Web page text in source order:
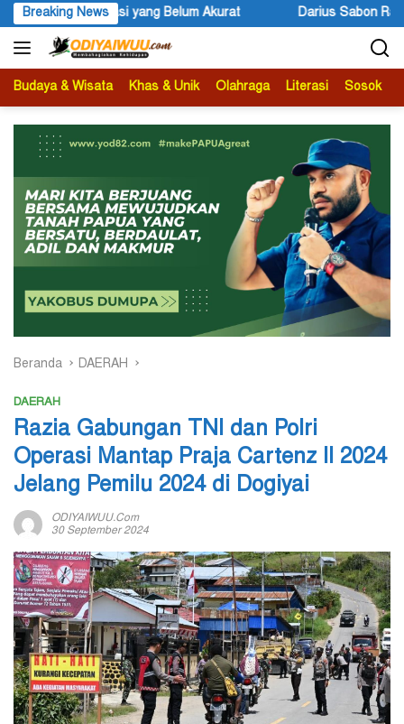
Langsung
ke
konten
Breaking News
Darius Sabon Rain: 19 Finalis Bersaing Memasuki Tahap Presentasi
Budaya & Wisata Khas & Unik Olahraga Literasi Sosok
Beranda DAERAH
DAERAH
Razia Gabungan TNI dan Polri
Operasi Mantap Praja Cartenz II 2024
Jelang Pemilu 2024 di Dogiyai
ODIYAIWUU.com
30 September 2024